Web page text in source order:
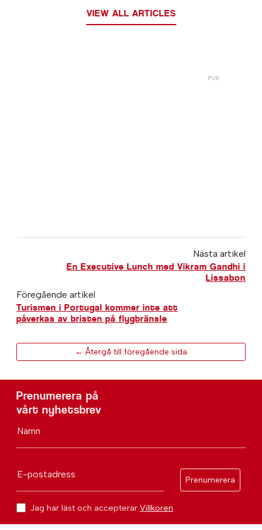
VIEW ALL ARTICLES
Nästa artikel
En Executive Lunch med Vikram Gandhi i
Lissabon
Föregående artikel
Turismen i Portugal kommer inte att
påverkas av bristen på flygbränsle
← Återgå till föregående sida
Prenumerera på
vårt nyhetsbrev
Namn
E-postadress
Prenumerera
Jag har läst och accepterar Villkoren